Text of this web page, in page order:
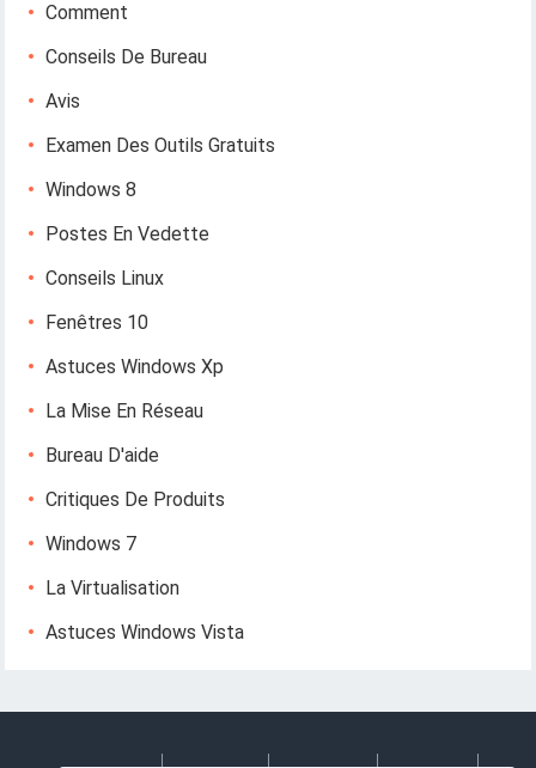
Comment
Conseils De Bureau
Avis
Examen Des Outils Gratuits
Windows 8
Postes En Vedette
Conseils Linux
Fenêtres 10
Astuces Windows Xp
La Mise En Réseau
Bureau D'aide
Critiques De Produits
Windows 7
La Virtualisation
Astuces Windows Vista